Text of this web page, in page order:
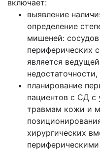
включает:
выявление
определение
мишеней:
периферических
является
планирование
пациентов с СД с
травмам кожи и
хирургических